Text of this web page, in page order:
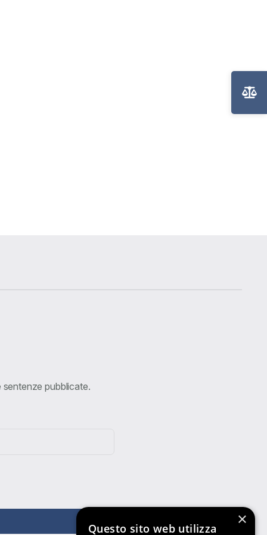
sentenze pubblicate.
×
Questo sito web utilizza